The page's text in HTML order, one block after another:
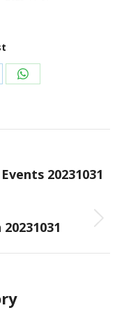
Share
WhatsApp
20231031